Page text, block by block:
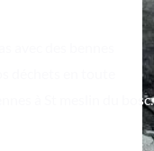
à St meslin du bosc.